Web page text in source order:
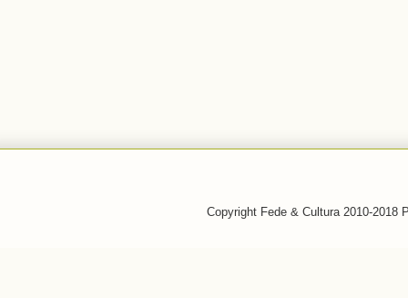
Copyright Fede & Cultura 2010-2018